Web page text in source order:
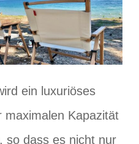
ein luxuriöses
maximalen Kapazität
so dass es nicht nur